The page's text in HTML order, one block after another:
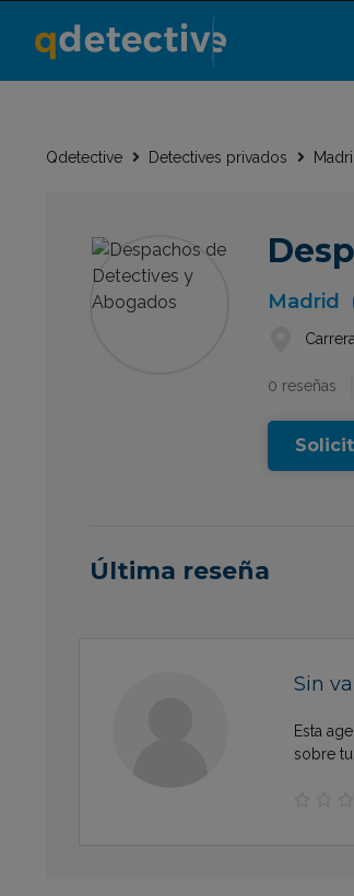
Qdetective Detectives privados
Madrid
0 reseñas
Última reseña
Sin
Esta
sobre